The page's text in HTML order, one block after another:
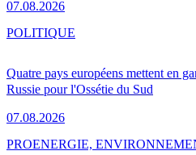
07.08.2026
Quatre pays européens mettent en
Russie pour l'Ossétie du Sud
07.08.2026
POLITIQUE
PROENERGIE,